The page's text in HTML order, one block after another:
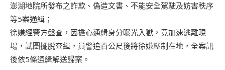
澎湖地院所發布之詐欺、偽造文書、不能安全駕駛及妨害秩序
等5案通緝；
徐嫌經警方盤查，因擔心通緝身分曝光入獄，竟加速逃離現
場，試圖擺脫查緝，員警追百公尺後將徐嫌壓制在地，全案訊
後依5條通緝解送歸案。